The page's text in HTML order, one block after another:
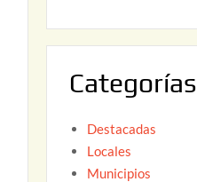
2
Categorías
Destacadas
Locales
Municipios